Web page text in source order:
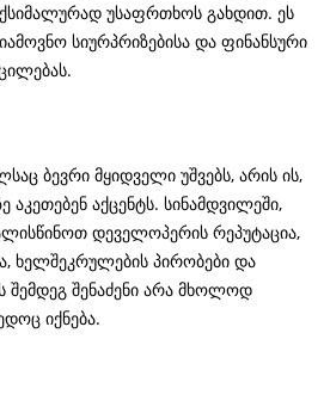
უსაფრთხოს გახდით. ეს
სიურპრიზებისა და ფინანსური
ბევრი მყიდველი უშვებს, არის ის,
აქცენტს. სინამდვილეში,
დეველოპერის რეპუტაცია,
ხელშეკრულების პირობები და
შემდეგ შენაძენი არა მხოლოდ
იქნება.